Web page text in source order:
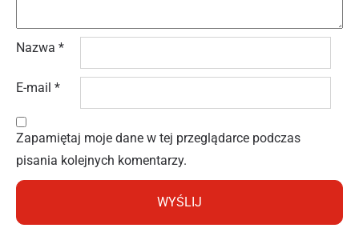
Nazwa *
E-mail *
Zapamiętaj moje dane w tej przeglądarce podczas
pisania kolejnych komentarzy.